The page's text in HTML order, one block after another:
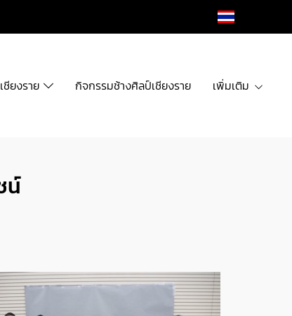
ชียงราย กิจกรรมช้างศิลป์เชียงราย เพิ่มเติม
น์